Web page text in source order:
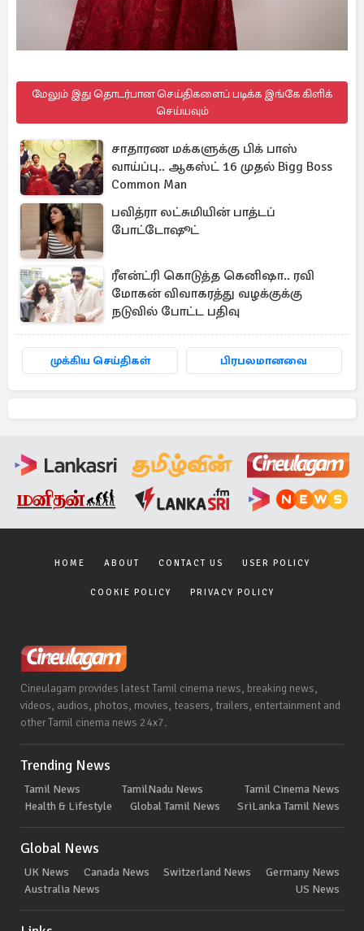
மேலும் இது தொடர்பான செய்திகளைப் படிக்க இங்கே கிளிக்
செய்யவும்
சாதாரண மக்களுக்கு பிக் பாஸ்
வாய்ப்பு.. ஆகஸ்ட் 16 முதல் Bigg Boss
Common Man
பவித்ரா லட்சுமியின் பாத்டப்
போட்டோஷூட்
ரீஎன்ட்ரி கொடுத்த கெனிஷா.. ரவி
மோகன் விவாகரத்து வழக்குக்கு
நடுவில் போட்ட பதிவு
முக்கிய செய்திகள் பிரபலமானவை
HOME ABOUT CONTACT US USER POLICY
COOKIE POLICY PRIVACY POLICY
Cineulagam provides latest Tamil cinema news, breaking news,
videos, audios, photos, movies, teasers, trailers, entertainment and
other Tamil cinema news 24x7.
Trending News
Tamil News TamilNadu News
Tamil Cinema News
Health & Lifestyle
Global Tamil News SriLanka Tamil News
Global News
UK News Canada News Switzerland News
Germany News
Australia News
US News